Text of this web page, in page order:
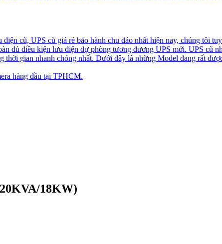
cũ, UPS cũ giá rẻ bảo hành chu đáo nhất hiện nay, chúng tôi
đủ điều kiện lưu điện dự phòng tương đương UPS mới. UPS cũ
thời gian nhanh chóng nhất. Dưới đây là những Model đang rất
hàng đầu tại TPHCM.
18KW)